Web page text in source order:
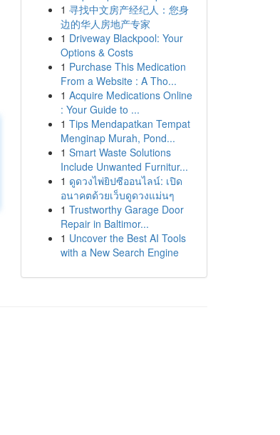
1 寻找中文房产经纪人：您身
边的华人房地产专家
1 Driveway Blackpool: Your
Options & Costs
1 Purchase This Medication
From a Website : A Tho...
1 Acquire Medications Online
: Your Guide to ...
1 Tips Mendapatkan Tempat
Menginap Murah, Pond...
1 Smart Waste Solutions
Include Unwanted Furnitur...
1 ดูดวงไพ่ยิปซีออนไลน์: เปิด
อนาคตด้วยเว็บดูดวงแม่นๆ
1 Trustworthy Garage Door
Repair in Baltimor...
1 Uncover the Best AI Tools
with a New Search Engine